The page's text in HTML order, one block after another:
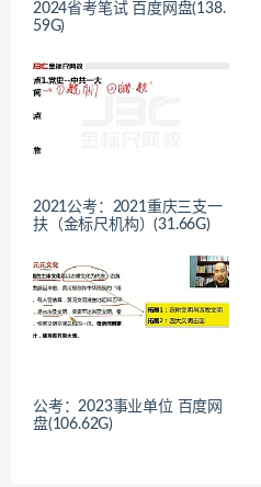
2024省考笔试 百度网盘(138.
59G)
2021公考：2021重庆三支一
扶（金标尺机构）(31.66G)
公考：2023事业单位 百度网
盘(106.62G)